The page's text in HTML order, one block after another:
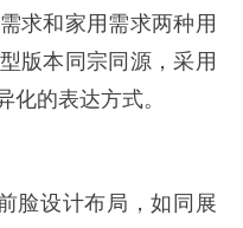
求和家用需求两种用
版本同宗同源，采用
化的表达方式。
脸设计布局，如同展